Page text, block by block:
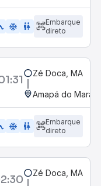
ac_unit WC
Embarque
direto
Zé Doca, MA
Amapá do
ac_unit wc
Embarque
direto
Zé Doca, MA